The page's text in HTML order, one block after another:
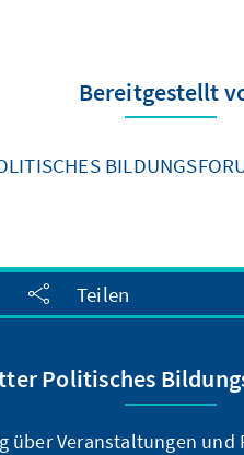
Bereitgestellt
Teilen
Politisches
über Veranstaltungen